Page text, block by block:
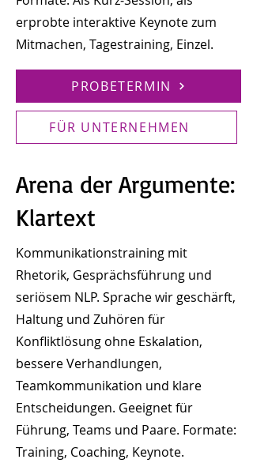
erprobte interaktive Keynote zum
Mitmachen, Tagestraining, Einzel.
PROBETERMIN
FÜR UNTERNEHMEN
Arena der Argumente:
Klartext
Kommunikationstraining mit
Rhetorik, Gesprächsführung und
seriösem NLP. Sprache wir geschärft,
Haltung und Zuhören für
Konfliktlösung ohne Eskalation,
bessere Verhandlungen,
Teamkommunikation und klare
Entscheidungen. Geeignet für
Führung, Teams und Paare. Formate:
Training, Coaching, Keynote.